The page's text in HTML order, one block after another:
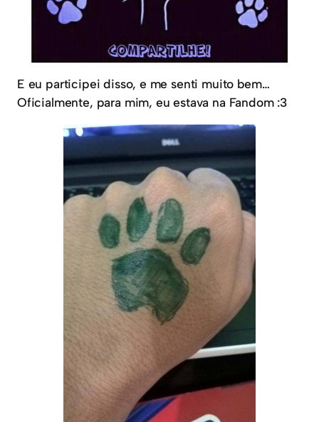
E eu participei disso, e me senti muito bem…
Oficialmente, para mim, eu estava na Fandom :3